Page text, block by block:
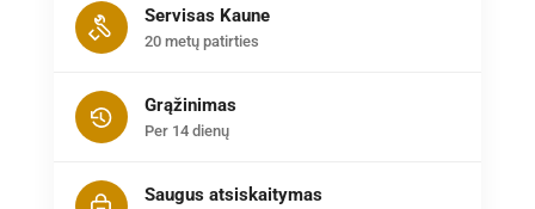
Servisas Kaune
20 metų patirties
Grąžinimas
Per 14 dienų
Saugus atsiskaitymas